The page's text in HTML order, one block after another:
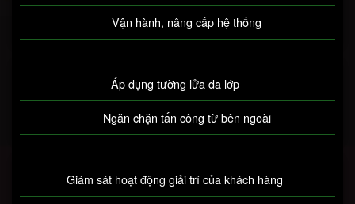
Vận hành, nâng cấp hệ thống
Áp dụng tường lửa đa lớp
Ngăn chặn tấn công từ bên ngoài
Giám sát hoạt động giải trí của khách hàng